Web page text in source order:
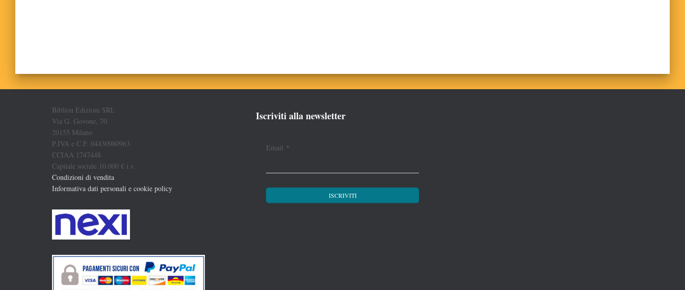
Biblion Edizioni SRL
Via G. Govone, 70
20155 Milano
P.IVA e C.F. 04430980963
CCIAA 1747448
Capitale sociale 10.000 € i.v.
Condizioni di vendita
Informativa dati personali e cookie policy
Iscriviti alla newsletter
Email *